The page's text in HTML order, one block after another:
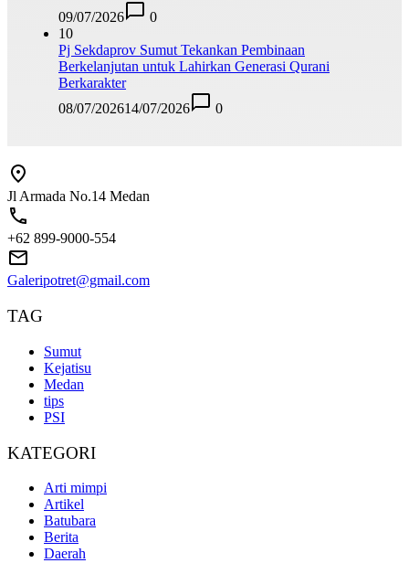
09/07/2026
0
10
Pj Sekdaprov Sumut Tekankan Pembinaan
Berkelanjutan untuk Lahirkan Generasi Qurani
Berkarakter
08/07/202614/07/2026 0
Jl Armada No.14 Medan
+62 899-9000-554
Galeripotret@gmail.com
TAG
Sumut
Kejatisu
Medan
tips
PSI
KATEGORI
Arti mimpi
Artikel
Batubara
Berita
Daerah